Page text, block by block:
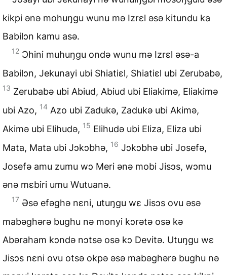
kikpi ənə mohuŋgu wunu mə Izrɛl əsə kitundu ka
Babilɔn kamu asə.
12 Ɔhini muhuŋgu ondə wunu mə Izrɛl əsə-a
Babilɔn, Jekunayi ubi Shiatiɛl, Shiatiɛl ubi Zerubabə,
13 Zerubabə ubi Abiud, Abiud ubi Eliakimə, Eliakimə
ubi Azo, 14 Azo ubi Zadukə, Zadukə ubi Akimə,
Akimə ubi Elihudə, 15 Elihudə ubi Eliza, Eliza ubi
Mata, Mata ubi Jɔkɔbhə, 16 Jɔkɔbhə ubi Josefə,
Josefə amu zumu wɔ Meri ənə mobi Jisɔs, wɔmu
ənə mɛbiri umu Wutuanə.
17 Əsə efəghə nɛni, utuŋgu wɛ Jisɔs ovu əsə
mabəghərə bughu nə monyi kɔrətə osə kə
Abəraham kɔndə nɔtsə osə kɔ Devitə. Utuŋgu wɛ
Jisɔs nɛni ovu otsə okpə əsə mabəghərə bughu nə